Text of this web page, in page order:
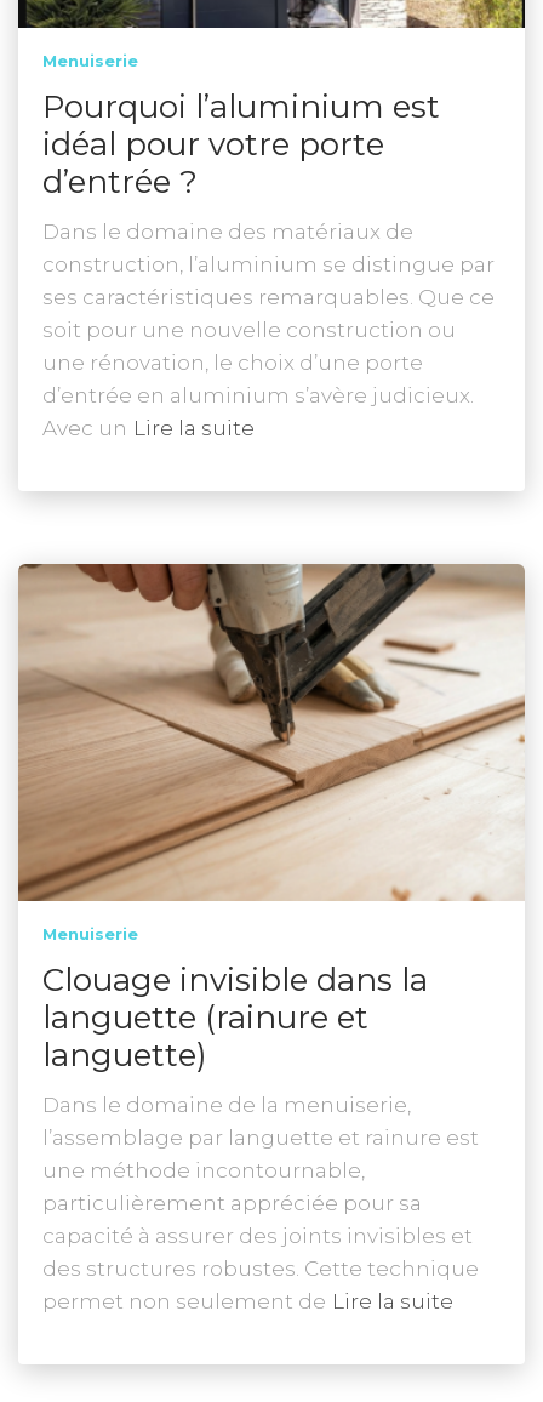
Menuiserie
Pourquoi l’aluminium est
idéal pour votre porte
d’entrée ?
Dans le domaine des matériaux de
construction, l’aluminium se distingue par
ses caractéristiques remarquables. Que ce
soit pour une nouvelle construction ou
une rénovation, le choix d’une porte
d’entrée en aluminium s’avère judicieux.
Avec un Lire la suite
Menuiserie
Clouage invisible dans la
languette (rainure et
languette)
Dans le domaine de la menuiserie,
l’assemblage par languette et rainure est
une méthode incontournable,
particulièrement appréciée pour sa
capacité à assurer des joints invisibles et
des structures robustes. Cette technique
permet non seulement de Lire la suite